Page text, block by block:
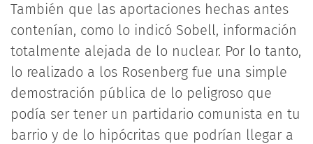
También que las aportaciones hechas antes
contenían, como lo indicó Sobell, información
totalmente alejada de lo nuclear. Por lo tanto,
lo realizado a los Rosenberg fue una simple
demostración pública de lo peligroso que
podía ser tener un partidario comunista en tu
barrio y de lo hipócritas que podrían llegar a